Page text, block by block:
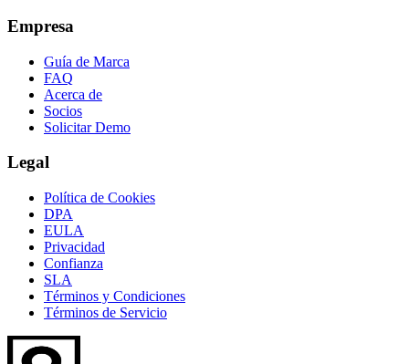
Empresa
Guía de Marca
FAQ
Acerca de
Socios
Solicitar Demo
Legal
Política de Cookies
DPA
EULA
Privacidad
Confianza
SLA
Términos y Condiciones
Términos de Servicio